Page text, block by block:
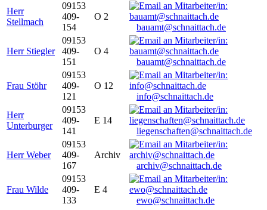
Herr
Stellmach
09153
409-
154
O 2
bauamt@schnaittach.de
Herr Stiegler
09153
409-
151
O 4
bauamt@schnaittach.de
Frau Stöhr
09153
409-
121
O 12
info@schnaittach.de
Herr
Unterburger
09153
409-
141
E 14
liegenschaften@schnaittach.de
Herr Weber
09153
409-
167
Archiv
archiv@schnaittach.de
Frau Wilde
09153
409-
133
E 4
ewo@schnaittach.de